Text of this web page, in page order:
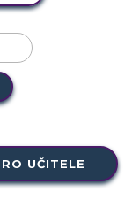
UČITELE